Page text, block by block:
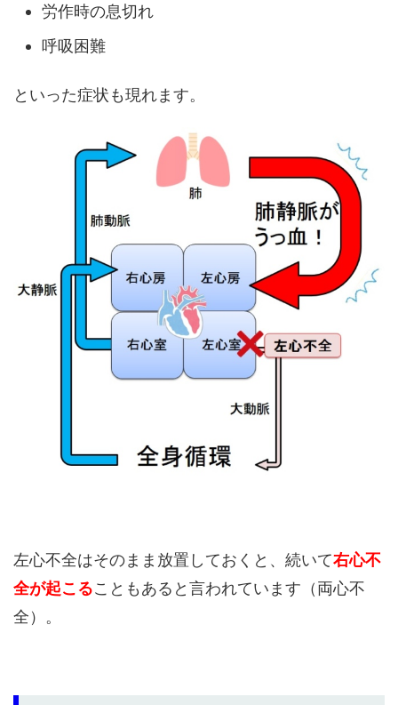
労作時の息切れ
呼吸困難
といった症状も現れます。
左心不全はそのまま放置しておくと、続いて右心不
全が起こることもあると言われています（両心不
全）。